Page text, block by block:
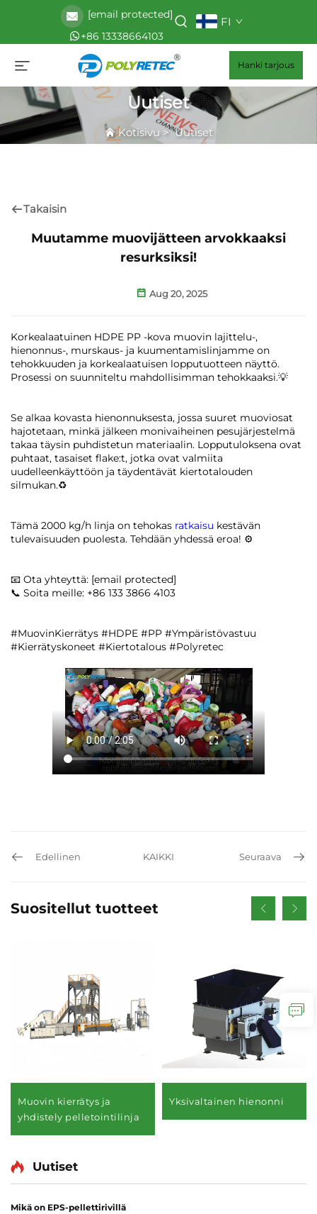
[email protected]
+86 13338664103
FI
Hanki tarjous
Uutiset
Kotisivu >Uutiset
Takaisin
Muutamme muovijätteen arvokkaaksi
resurksiksi!
Aug 20, 2025
Korkealaatuinen HDPE PP -kova muovin lajittelu-,
hienonnus-, murskaus- ja kuumentamislinjamme on
tehokkuuden ja korkealaatuisen lopputuotteen näyttö.
Prosessi on suunniteltu mahdollisimman tehokkaaksi.💡
Se alkaa kovasta hienonnuksesta, jossa suuret muoviosat
hajotetaan, minkä jälkeen monivaiheinen pesujärjestelmä
takaa täysin puhdistetun materiaalin. Lopputuloksena ovat
puhtaat, tasaiset flake:t, jotka ovat valmiita
uudelleenkäyttöön ja täydentävät kiertotalouden
silmukan.♻
Tämä 2000 kg/h linja on tehokas ratkaisu kestävän
tulevaisuuden puolesta. Tehdään yhdessä eroa! ⚙
📧 Ota yhteyttä: [email protected]
📞 Soita meille: +86 133 3866 4103
#MuovinKierrätys #HDPE #PP #Ympäristövastuu
#Kierrätyskoneet #Kiertotalous #Polyretec
Edellinen KAIKKI Seuraava
Suositellut tuotteet
Muovin kierrätys ja
yhdistely pelletointilinja
Yksivaltainen hienonni
Uutiset
Mikä on EPS-pellettirivillä